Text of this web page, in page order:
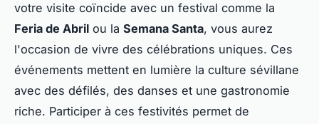
votre visite coïncide avec un festival comme la
Feria de Abril ou la Semana Santa, vous aurez
l'occasion de vivre des célébrations uniques. Ces
événements mettent en lumière la culture sévillane
avec des défilés, des danses et une gastronomie
riche. Participer à ces festivités permet de